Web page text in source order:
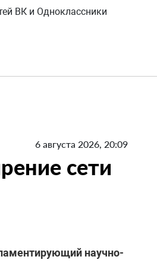
ВК и Одноклассники
6 августа 2026, 20:09
сети
научно-